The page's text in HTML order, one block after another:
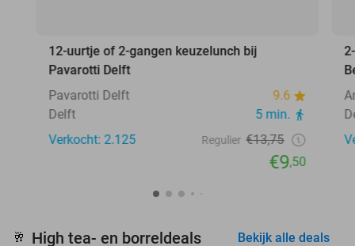
12-uurtje of 2-gangen keuzelunch bij
Pavarotti Delft
Pavarotti Delft
9.6
Delft
5 min.
Verkocht: 2.125
Regulier €13,75
€9,50
🥂 High tea- en borreldeals Bekijk alle deals